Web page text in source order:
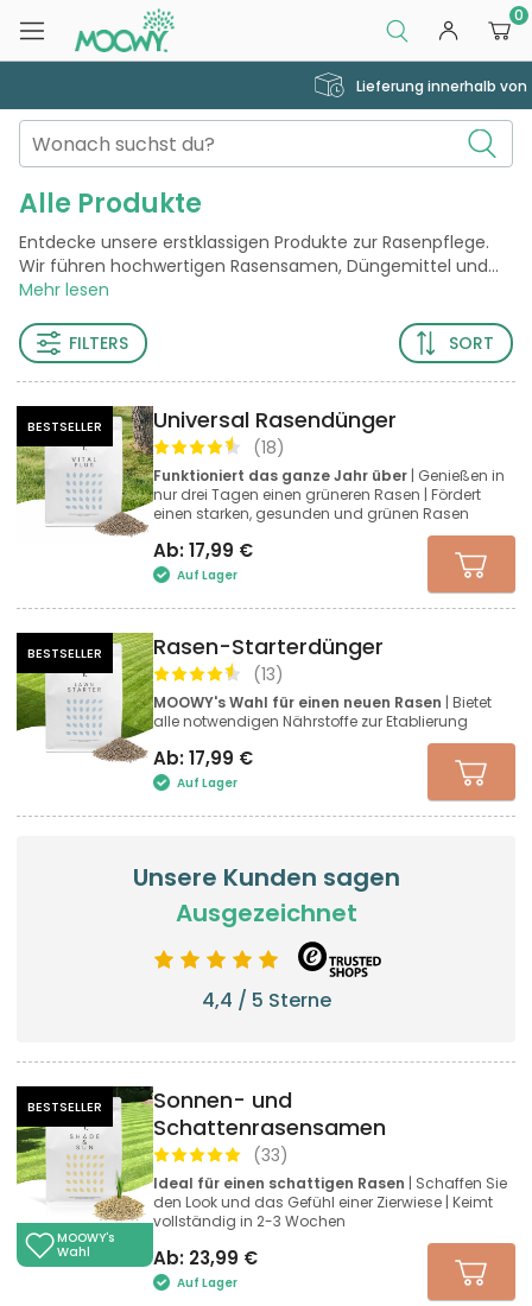
0
Lieferung innerhalb von zwei Arbeitstagen
Alle Produkte
Entdecke unsere erstklassigen Produkte zur Rasenpflege.
Wir führen hochwertigen Rasensamen, Düngemittel und...
Mehr lesen
FILTERS SORT
BESTSELLER
(18)
Universal Rasendünger
Funktioniert das ganze Jahr über | Genießen in
nur drei Tagen einen grüneren Rasen | Fördert
einen starken, gesunden und grünen Rasen
Ab: 17,99 €
Auf Lager
BESTSELLER
(13)
Rasen-Starterdünger
MOOWY's Wahl für einen neuen Rasen | Bietet
alle notwendigen Nährstoffe zur Etablierung
Ab: 17,99 €
Auf Lager
Unsere Kunden sagen
Ausgezeichnet
BESTSELLER
MOOWY's
Wahl
(33)
Sonnen- und
Schattenrasensamen
Ideal für einen schattigen Rasen | Schaffen Sie
den Look und das Gefühl einer Zierwiese | Keimt
vollständig in 2-3 Wochen
Ab: 23,99 €
Auf Lager